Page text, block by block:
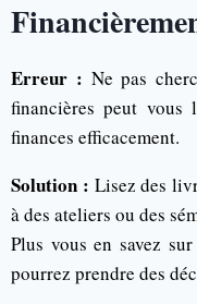
Erreur : Ne pas
financières peut vous
finances efficacement.
Solution : Lisez des
à des ateliers ou des
Plus vous en savez
pourrez prendre des